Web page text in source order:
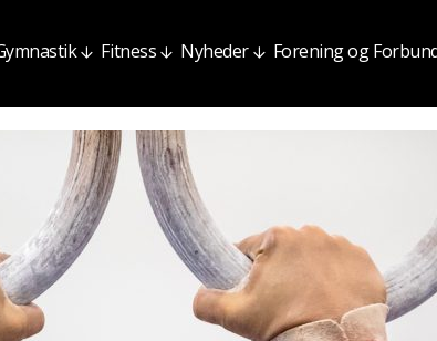
Fitness Nyheder Forening og